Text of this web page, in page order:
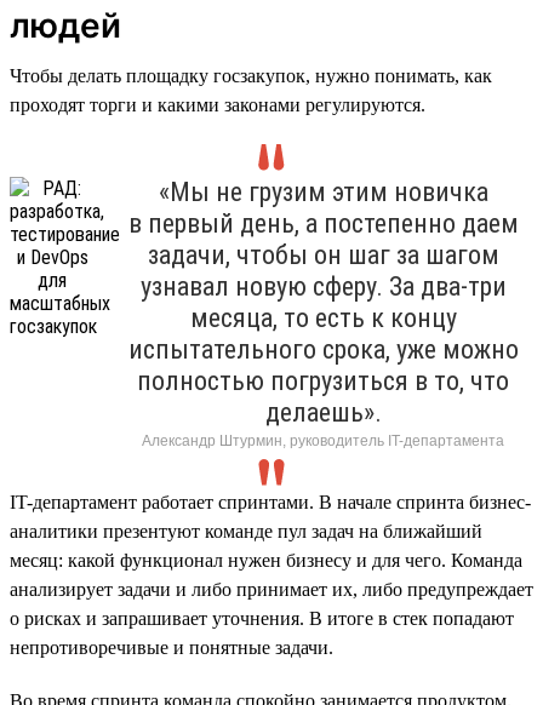
людей
Чтобы делать площадку госзакупок, нужно понимать, как
проходят торги и какими законами регулируются.
«Мы не грузим этим новичка
в первый день, а постепенно даем
задачи, чтобы он шаг за шагом
узнавал новую сферу. За два-три
месяца, то есть к концу
испытательного срока, уже можно
полностью погрузиться в то, что
делаешь».
Александр Штурмин, руководитель IT-департамента
IT-департамент работает спринтами. В начале спринта бизнес-
аналитики презентуют команде пул задач на ближайший
месяц: какой функционал нужен бизнесу и для чего. Команда
анализирует задачи и либо принимает их, либо предупреждает
о рисках и запрашивает уточнения. В итоге в стек попадают
непротиворечивые и понятные задачи.
Во время спринта команда спокойно занимается продуктом.